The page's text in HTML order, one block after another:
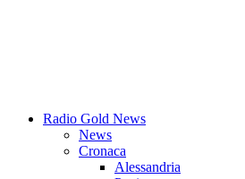
Radio Gold News
News
Cronaca
Alessandria